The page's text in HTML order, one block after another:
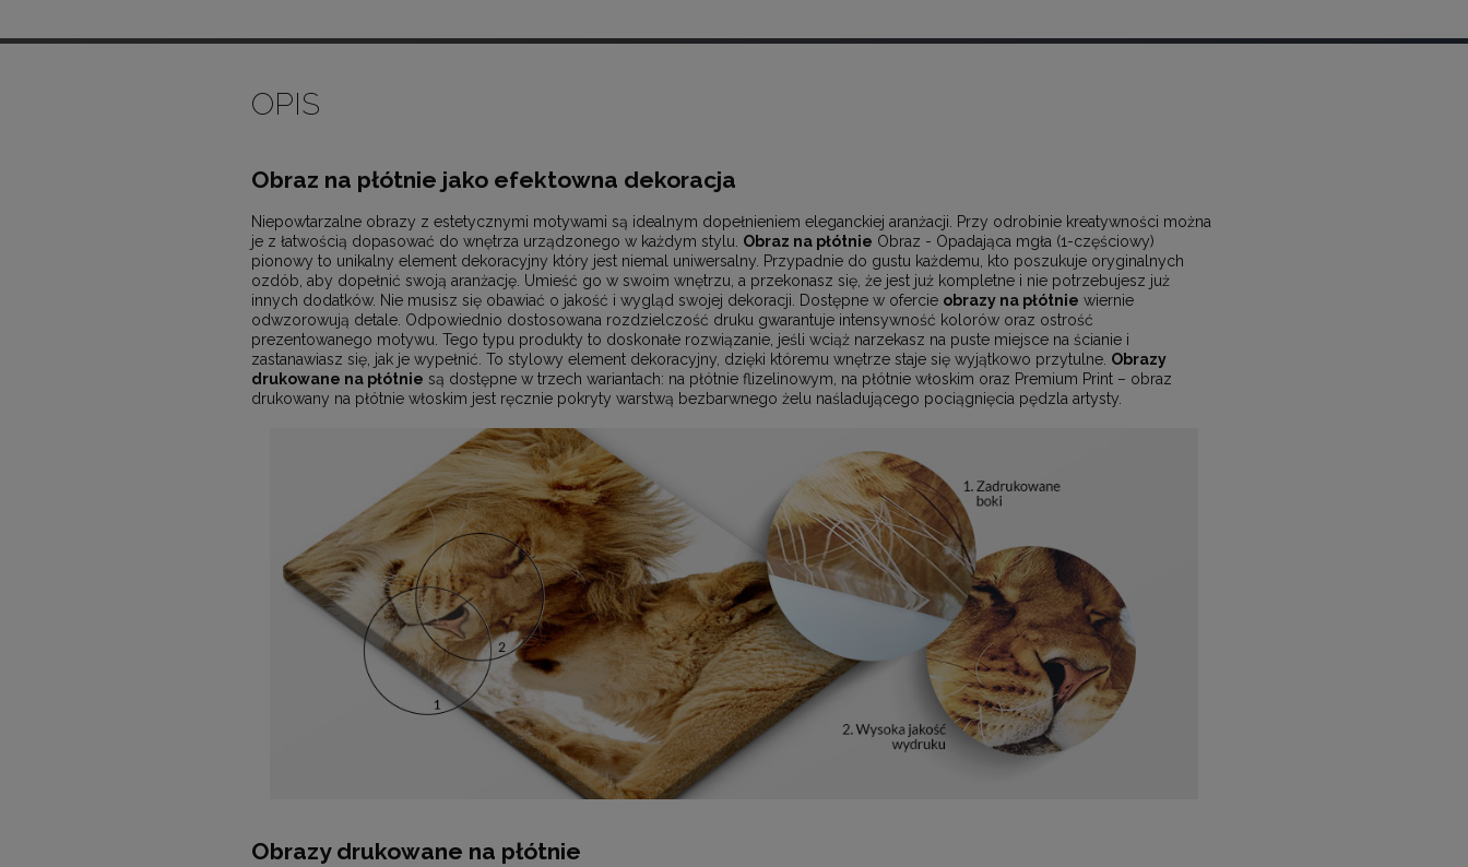
OPIS
Obraz na płótnie jako efektowna dekoracja
Niepowtarzalne obrazy z estetycznymi motywami są idealnym dopełnieniem eleganckiej aranżacji. Przy odrobinie kreatywności można
je z łatwością dopasować do wnętrza urządzonego w każdym stylu. Obraz na płótnie Obraz - Opadająca mgła (1-częściowy)
pionowy to unikalny element dekoracyjny który jest niemal uniwersalny. Przypadnie do gustu każdemu, kto poszukuje oryginalnych
ozdób, aby dopełnić swoją aranżację. Umieść go w swoim wnętrzu, a przekonasz się, że jest już kompletne i nie potrzebujesz już
innych dodatków. Nie musisz się obawiać o jakość i wygląd swojej dekoracji. Dostępne w ofercie obrazy na płótnie wiernie
odwzorowują detale. Odpowiednio dostosowana rozdzielczość druku gwarantuje intensywność kolorów oraz ostrość
prezentowanego motywu. Tego typu produkty to doskonałe rozwiązanie, jeśli wciąż narzekasz na puste miejsce na ścianie i
zastanawiasz się, jak je wypełnić. To stylowy element dekoracyjny, dzięki któremu wnętrze staje się wyjątkowo przytulne. Obrazy
drukowane na płótnie są dostępne w trzech wariantach: na płótnie flizelinowym, na płótnie włoskim oraz Premium Print – obraz
drukowany na płótnie włoskim jest ręcznie pokryty warstwą bezbarwnego żelu naśladującego pociągnięcia pędzla artysty.
Obrazy drukowane na płótnie